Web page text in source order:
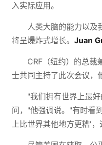
入实际应用。
人类大脑的能力以及
将呈爆炸式增长。 Juan
CRF（纽约）的总裁
士共同主持了此次会议，
"我们拥有世界上最
问，"他强调说。"有时看
上比世界其他地方更糟'